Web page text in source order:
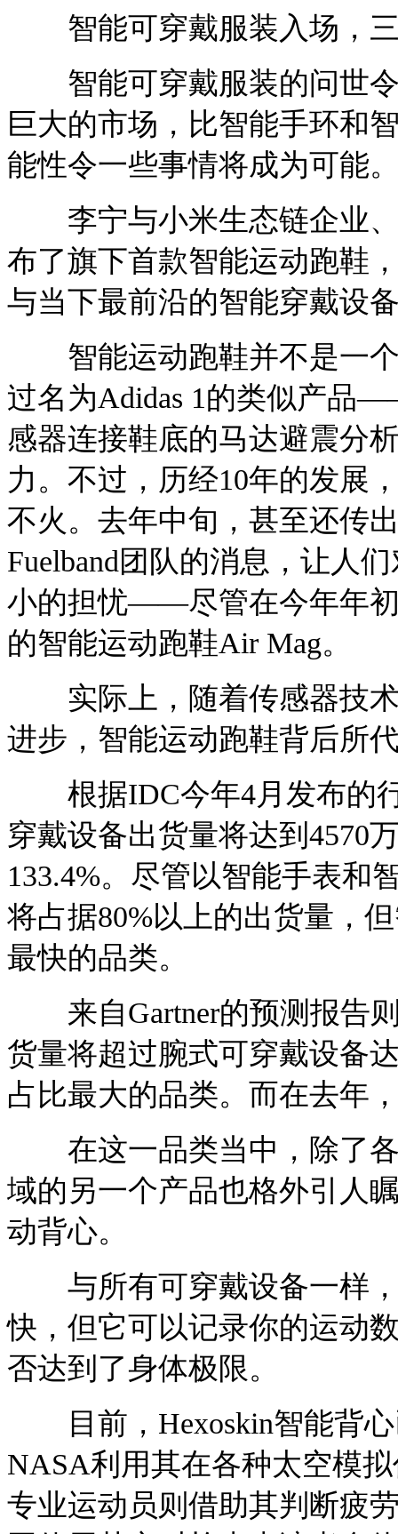
智能可穿戴服装入场
智能可穿戴服装的问世令
巨大的市场，比智能手环和
能性令一些事情将成为可能
李宁与小米生态链企业、
布了旗下首款智能运动跑鞋
与当下最前沿的智能穿戴设
智能运动跑鞋并不是一个
过名为Adidas 1的类似产品
感器连接鞋底的马达避震分
力。不过，历经10年的发展
不火。去年中旬，甚至还传
Fuelband团队的消息，让人
小的担忧——尽管在今年年初
的智能运动跑鞋Air Mag。
实际上，随着传感器技术
进步，智能运动跑鞋背后所
根据IDC今年4月发布的行
穿戴设备出货量将达到4570
133.4%。尽管以智能手表和
将占据80%以上的出货量，
最快的品类。
来自Gartner的预测报告则
货量将超过腕式可穿戴设备
占比最大的品类。而在去年
在这一品类当中，除了各
域的另一个产品也格外引人
动背心。
与所有可穿戴设备一样，
快，但它可以记录你的运动
否达到了身体极限。
目前，Hexoskin智能背心
NASA利用其在各种太空模
专业运动员则借助其判断疲